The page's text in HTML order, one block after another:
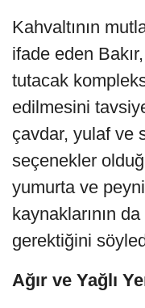
Kahvaltının
ifade eden
tutacak
edilmesini
çavdar, yulaf ve
seçenekler
yumurta ve
kaynaklarının
gerektiğini
Ağır ve Yağlı